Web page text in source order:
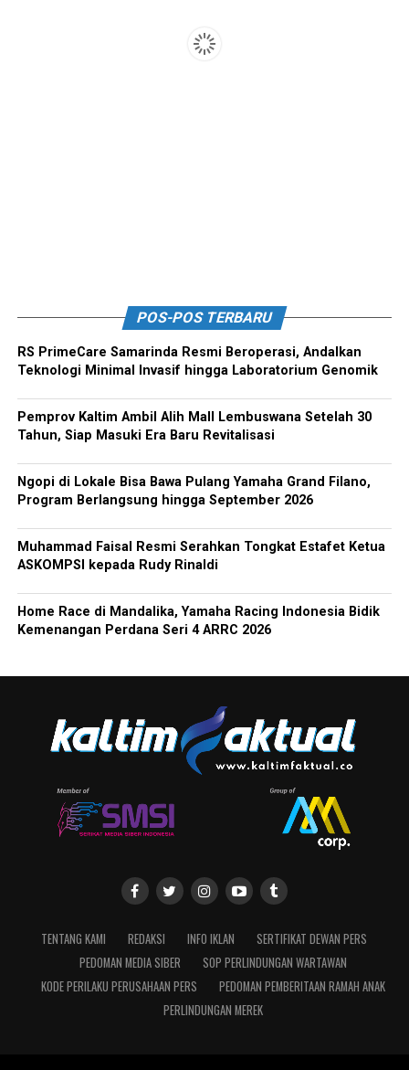
POS-POS TERBARU
RS PrimeCare Samarinda Resmi Beroperasi, Andalkan
Teknologi Minimal Invasif hingga Laboratorium Genomik
Pemprov Kaltim Ambil Alih Mall Lembuswana Setelah 30
Tahun, Siap Masuki Era Baru Revitalisasi
Ngopi di Lokale Bisa Bawa Pulang Yamaha Grand Filano,
Program Berlangsung hingga September 2026
Muhammad Faisal Resmi Serahkan Tongkat Estafet Ketua
ASKOMPSI kepada Rudy Rinaldi
Home Race di Mandalika, Yamaha Racing Indonesia Bidik
Kemenangan Perdana Seri 4 ARRC 2026
TENTANG KAMI REDAKSI INFO IKLAN
SERTIFIKAT DEWAN PERS
PEDOMAN MEDIA SIBER
SOP PERLINDUNGAN WARTAWAN
KODE PERILAKU PERUSAHAAN PERS
PEDOMAN PEMBERITAAN RAMAH ANAK
PERLINDUNGAN MEREK